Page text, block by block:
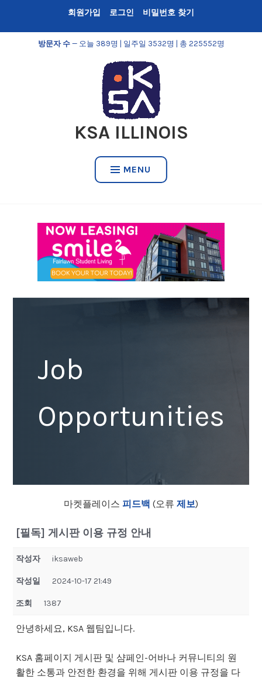
content
회원가입 로그인 비밀번호 찾기
방문자 수— 오늘 389명 | 일주일 3532명 | 총 225552명
KSA ILLINOIS
MENU
Job
Opportunities
마켓플레이스 피드백 (오류 제보)
[필독] 게시판 이용 규정 안내
작성자 iksaweb
작성일 2024-10-17 21:49
조회 1387
안녕하세요, KSA 웹팀입니다.
KSA 홈페이지 게시판 및 샴페인-어바나 커뮤니티의 원
활한 소통과 안전한 환경을 위해 게시판 이용 규정을 다